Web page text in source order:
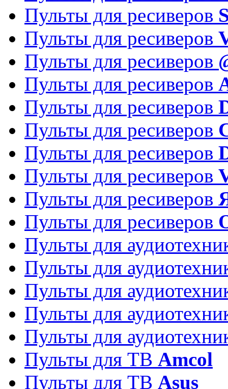
Пульты для ресиверов
Пульты для ресиверов
Пульты для ресиверов
Пульты для ресиверов
Пульты для ресиверов
Пульты для ресиверов
Пульты для ресиверов
Пульты для ресиверов
Пульты для ресиверов
Пульты для ресиверов
Пульты для
Пульты для
Пульты для
Пульты для
Пульты для
Пульты для ТВ Amcol
Пульты для ТВ Asus